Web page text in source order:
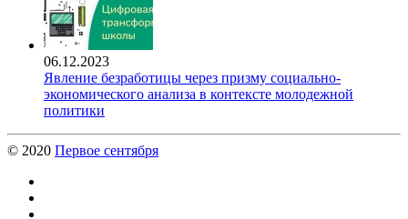
06.12.2023
Явление безработицы через призму социально-
экономического анализа в контексте молодежной
политики
© 2020 Первое сентября